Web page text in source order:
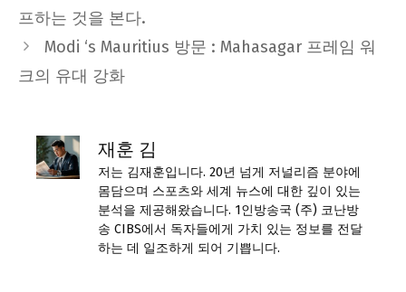
프하는 것을 본다.
Modi ‘s Mauritius 방문 : Mahasagar 프레임 워
크의 유대 강화
재훈 김
저는 김재훈입니다. 20년 넘게 저널리즘 분야에
몸담으며 스포츠와 세계 뉴스에 대한 깊이 있는
분석을 제공해왔습니다. 1인방송국 (주) 코난방
송 CIBS에서 독자들에게 가치 있는 정보를 전달
하는 데 일조하게 되어 기쁩니다.